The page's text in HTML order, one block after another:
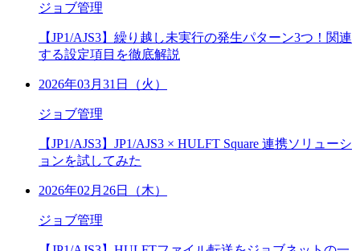
ジョブ管理
【JP1/AJS3】繰り越し未実行の発生パターン3つ！関連
する設定項目を徹底解説
2026年03月31日（火）
ジョブ管理
【JP1/AJS3】JP1/AJS3 × HULFT Square 連携ソリューシ
ョンを試してみた
2026年02月26日（木）
ジョブ管理